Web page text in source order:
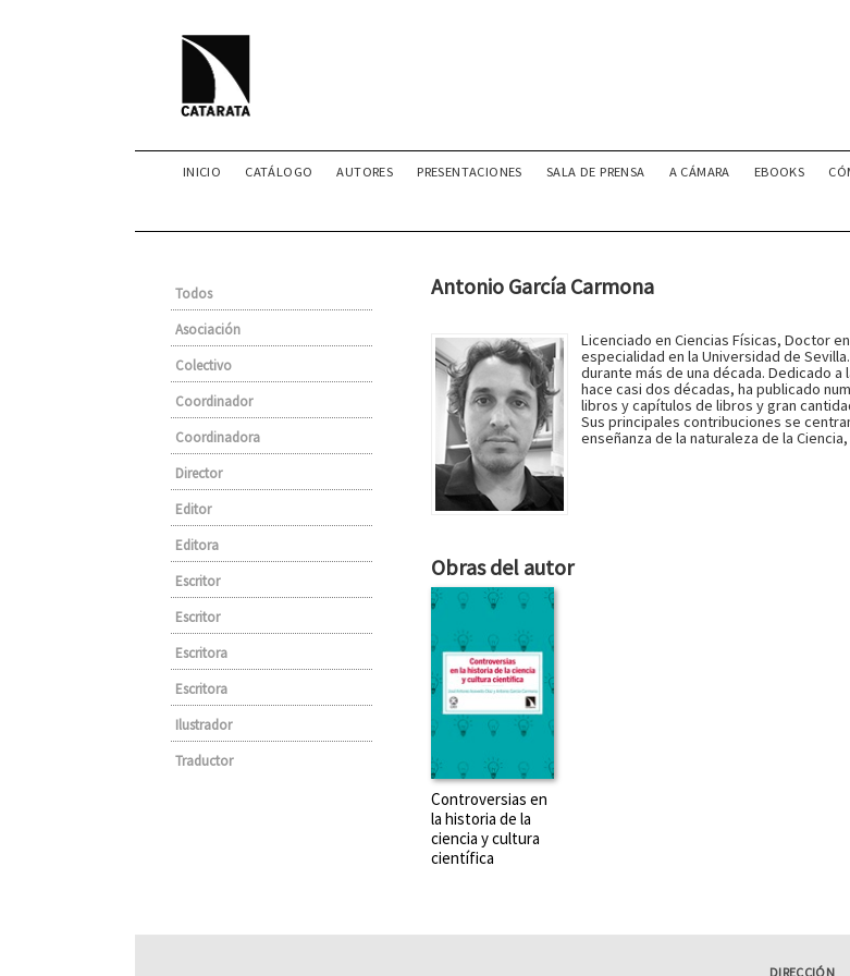
INICIO CATÁLOGO AUTORES PRESENTACIONES SALA DE PRENSA A CÁMARA EBOOKS
Todos
Asociación
Colectivo
Coordinador
Coordinadora
Director
Editor
Editora
Escritor
Escritor
Escritora
Escritora
Ilustrador
Traductor
Antonio García Carmona
Licenciado en Ciencias Físicas, Doctor
especialidad en la Universidad de
durante más de una década. Dedicado
hace casi dos décadas, ha publicado
libros y capítulos de libros y gran
Sus principales contribuciones se
enseñanza de la naturaleza de la
Obras del autor
Controversias en
la historia de la
ciencia y cultura
científica
DIRECCIÓN